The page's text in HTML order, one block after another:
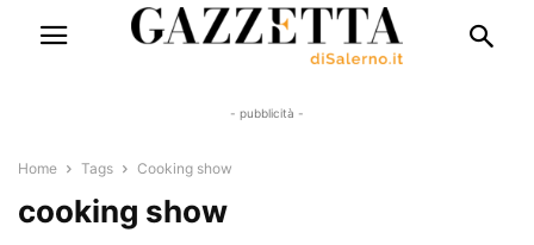
- pubblicità -
Home Tags Cooking show
cooking show